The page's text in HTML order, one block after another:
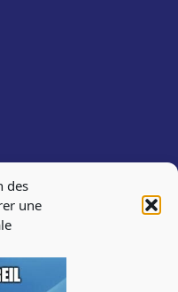
des
une